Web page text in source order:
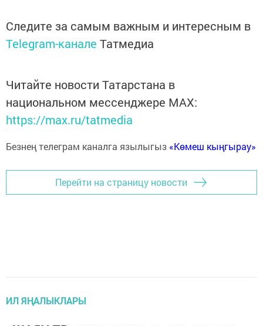
Следите за самым важным и интересным в
Telegram-канале Татмедиа
Читайте новости Татарстана в
национальном мессенджере MАХ:
https://max.ru/tatmedia
Безнең телеграм каналга язылыгыз «Көмеш кыңгырау»
Перейти на страницу новости
ИЛ ЯҢАЛЫКЛАРЫ